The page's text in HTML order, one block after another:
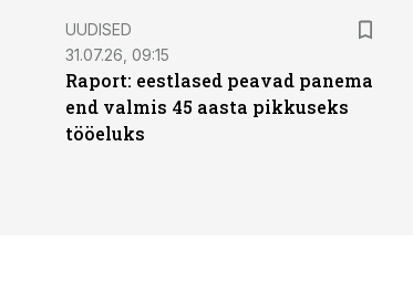
UUDISED
31.07.26, 09:15
Raport: eestlased peavad panema
end valmis 45 aasta pikkuseks
tööeluks